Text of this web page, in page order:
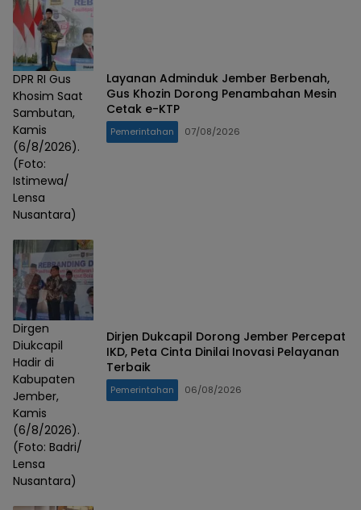
DPR RI Gus
Khosim Saat
Sambutan,
Kamis
(6/8/2026).
(Foto:
Istimewa/
Lensa
Nusantara)
Layanan Adminduk Jember Berbenah,
Gus Khozin Dorong Penambahan Mesin
Cetak e-KTP
Pemerintahan 07/08/2026
Dirgen
Diukcapil
Hadir di
Kabupaten
Jember,
Kamis
(6/8/2026).
(Foto: Badri/
Lensa
Nusantara)
Dirjen Dukcapil Dorong Jember Percepat
IKD, Peta Cinta Dinilai Inovasi Pelayanan
Terbaik
Pemerintahan 06/08/2026